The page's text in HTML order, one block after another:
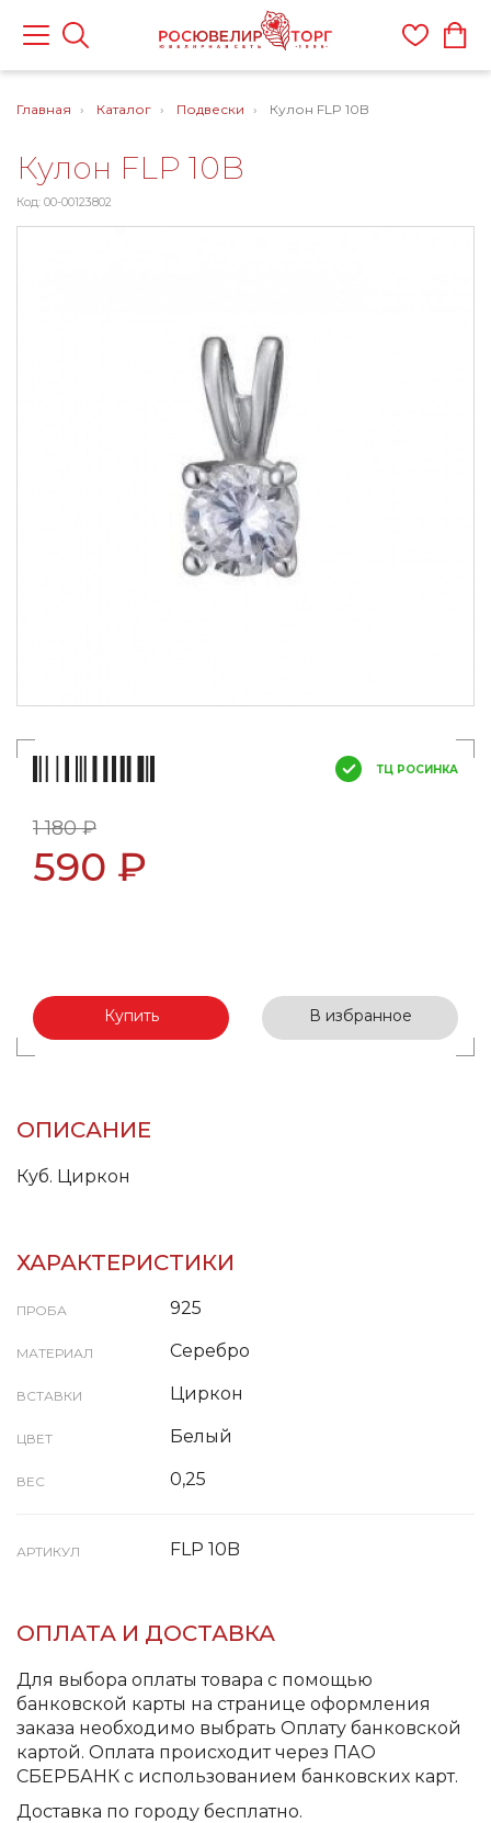
Главная Каталог Подвески Кулон FLP 10B
Кулон FLP 10B
Код: 00-00123802
ТЦ РОСИНКА
1 180 ₽
590 ₽
Купить В избранное
ОПИСАНИЕ
Куб. Циркон
ХАРАКТЕРИСТИКИ
ПРОБА 925
МАТЕРИАЛ Серебро
ВСТАВКИ Циркон
ЦВЕТ Белый
ВЕС 0,25
АРТИКУЛ FLP 10B
ОПЛАТА И ДОСТАВКА
Для выбора оплаты товара с помощью
банковской карты на странице оформления
заказа необходимо выбрать Оплату банковской
картой. Оплата происходит через ПАО
СБЕРБАНК с использованием банковских карт.
Доставка по городу бесплатно.